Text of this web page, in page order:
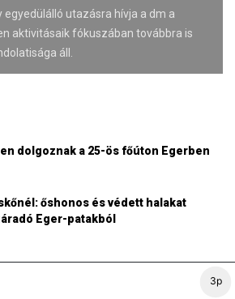
3p
egyedülálló utazásra hívja a dm a
aktivitásaik fókuszában továbbra is
áll.
dolgoznak a 25-ös főúton Egerben
őshonos és védett halakat
Eger-patakból